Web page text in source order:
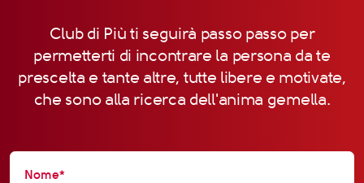
Club di Più ti seguirà passo passo per
permetterti di incontrare la persona da te
prescelta e tante altre, tutte libere e motivate,
che sono alla ricerca dell'anima gemella.